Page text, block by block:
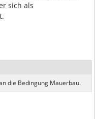
sich als
die Bedingung Mauerbau.